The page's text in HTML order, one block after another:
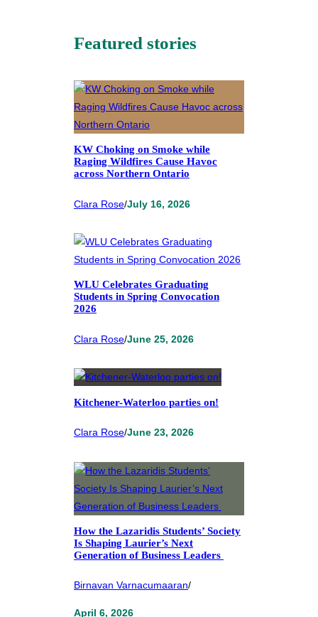
Featured stories
KW Choking on Smoke while
Raging Wildfires Cause Havoc
across Northern Ontario
Clara Rose/July 16, 2026
WLU Celebrates Graduating
Students in Spring Convocation
2026
Clara Rose/June 25, 2026
Kitchener-Waterloo parties on!
Clara Rose/June 23, 2026
How the Lazaridis Students’ Society
Is Shaping Laurier’s Next
Generation of Business Leaders
Birnavan Varnacumaaran/
April 6, 2026